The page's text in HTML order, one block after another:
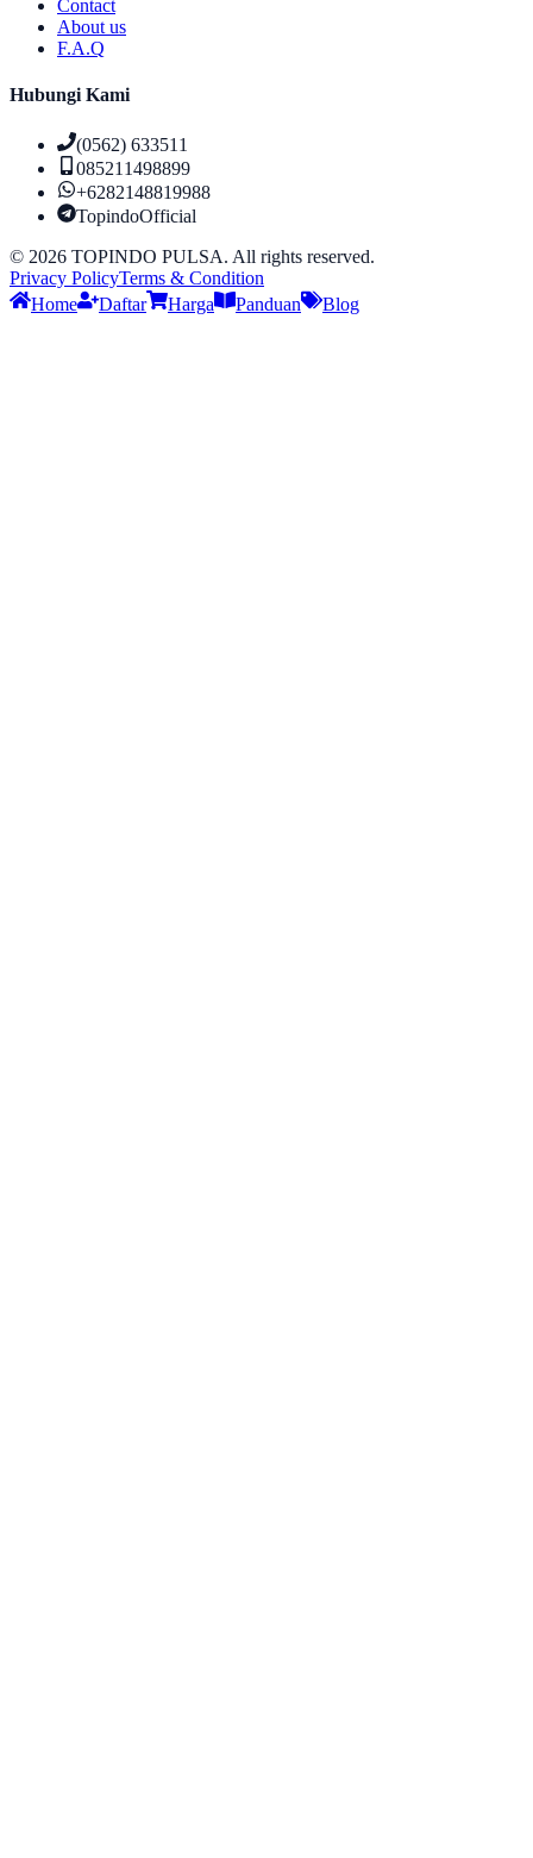
Contact
About us
F.A.Q
Hubungi Kami
(0562) 633511
085211498899
+6282148819988
TopindoOfficial
© 2026 TOPINDO PULSA. All rights reserved.
Privacy PolicyTerms & Condition
Home
Daftar Harga Panduan Blog